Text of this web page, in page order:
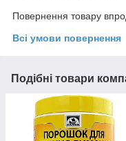
Повернення товару
Всі умови повернення
Подібні товари